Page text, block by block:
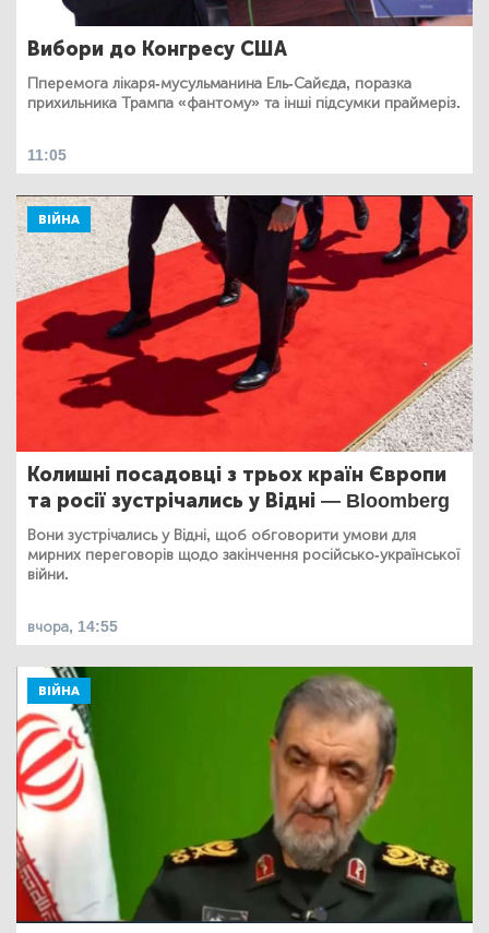
Вибори до Конгресу США
Пперемога лікаря-мусульманина Ель-Сайєда, поразка
прихильника Трампа «фантому» та інші підсумки праймеріз.
11:05
ВІЙНА
Колишні посадовці з трьох країн Європи
та росії зустрічались у Відні — Bloomberg
Вони зустрічались у Відні, щоб обговорити умови для
мирних переговорів щодо закінчення російсько-української
війни.
вчора, 14:55
ВІЙНА